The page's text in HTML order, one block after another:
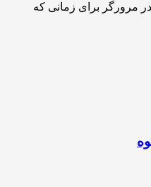
مرورگر برای زمانی که